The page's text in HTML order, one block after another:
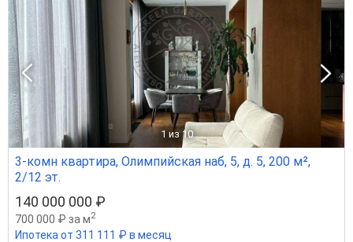
1 из 10
3-комн квартира, Олимпийская наб, 5, д. 5, 200 м²,
2/12 эт.
140 000 000 ₽
700 000 ₽ за м2
Ипотека от 311 111 ₽ в месяц